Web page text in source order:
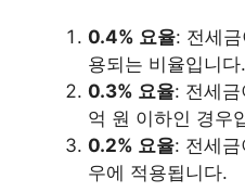
0.4% 요율: 전세
용되는 비율입니다.
0.3% 요율: 전세
억 원 이하인 경우
0.2% 요율: 전세
우에 적용됩니다.